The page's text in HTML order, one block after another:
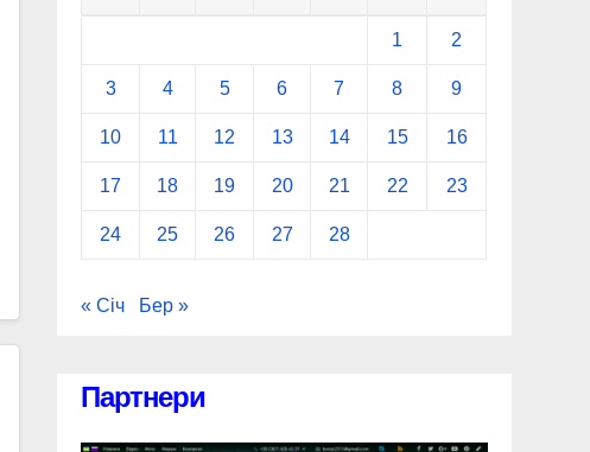
1 2
3 4 5 6 7 8 9
10 11 12 13 14 15 16
17 18 19 20 21 22 23
24 25 26 27 28
« Січ Бер »
Партнери